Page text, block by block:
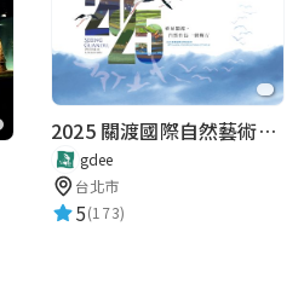
2025 關渡國際自然藝術季 Guandu International Nature Art Festival
gdee
台北市
5(173)